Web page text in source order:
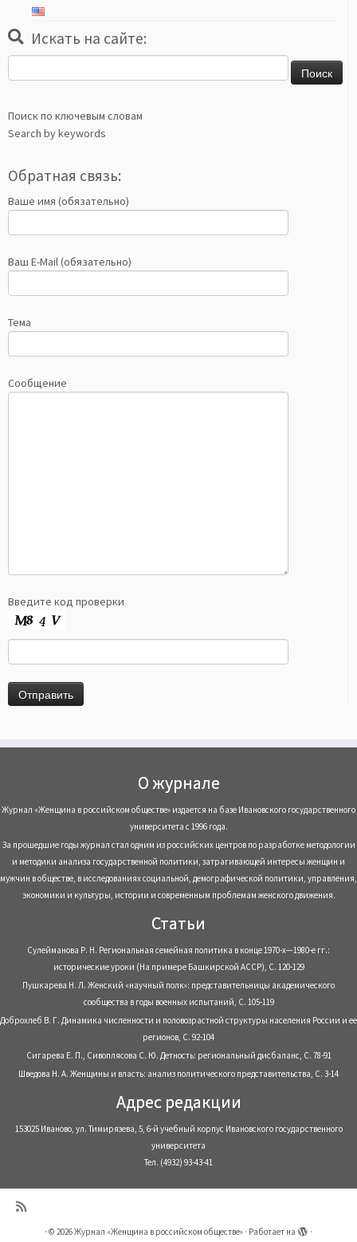
Искать на сайте:
Поиск по ключевым словам
Search by keywords
Обратная связь:
Ваше имя (обязательно)
Ваш E-Mail (обязательно)
Тема
Сообщение
Введите код проверки
О журнале
Журнал «Женщина в российском обществе» издается на базе Ивановского государственного
университета с 1996 года.
За прошедшие годы журнал стал одним из российских центров по разработке методологии
и методики анализа государственной политики, затрагивающей интересы женщин и
мужчин в обществе, в исследованиях социальной, демографической политики, управления,
экономики и культуры, истории и современным проблемам женского движения.
Статьи
Сулейманова Р. Н. Региональная семейная политика в конце 1970-х—1980-е гг.:
исторические уроки (На примере Башкирской АССР), С. 120-129
Пушкарева Н. Л. Женский «научный полк»: представительницы академического
сообщества в годы военных испытаний, С. 105-119
Доброхлеб В. Г. Динамика численности и половозрастной структуры населения России и ее
регионов, С. 92-104
Сигарева Е. П., Сивоплясова С. Ю. Детность: региональный дисбаланс, С. 78-91
Шведова Н. А. Женщины и власть: анализ политического представительства, С. 3-14
Адрес редакции
153025 Иваново, ул. Тимирязева, 5, 6-й учебный корпус Ивановского государственного
университета
Тел. (4932) 93-43-41
· © 2026Журнал «Женщина в российском обществе» · Работает на ·